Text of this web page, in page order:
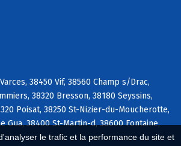
le trafic et la performance du site et
38450 Vif, 38560 Champ s/Drac,
38320 Bresson, 38180 Seyssins,
Poisat, 38250 St-Nizier-du-Moucherotte,
Gua, 38400 St-Martin-d, 38600 Fontaine,